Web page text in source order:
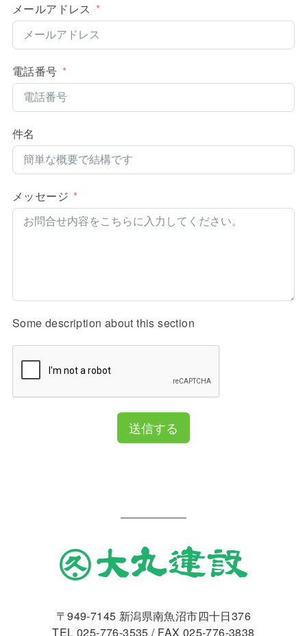
メールアドレス
電話番号
件名
メッセージ
Some description about this section
送信する
〒949-7145 新潟県南魚沼市四十日376
TEL025-776-3535 / FAX 025-776-3838